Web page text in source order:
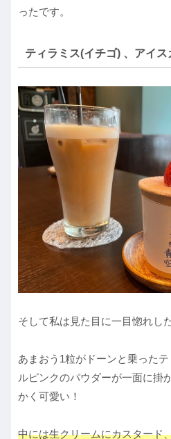
ったです。
ティラミス(イチゴ) 、アイス
そして私は見た目に一目惚れし
あまおう1粒がドーンと乗った
ルピンクのパウダーが一面に掛
かく可愛い！
中には生クリームにカスタード